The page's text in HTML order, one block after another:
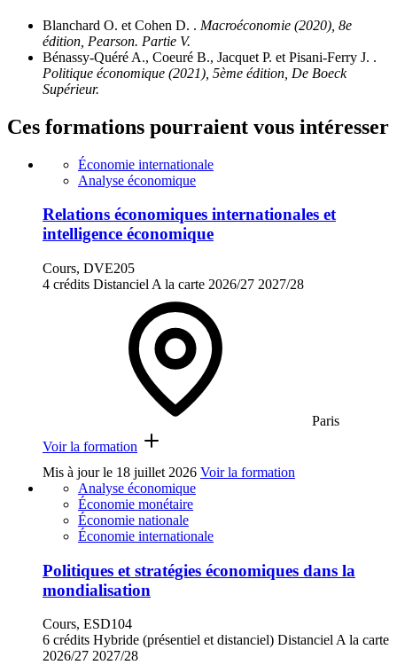
Blanchard O. et Cohen D. . Macroéconomie (2020), 8e
édition, Pearson. Partie V.
Bénassy-Quéré A., Coeuré B., Jacquet P. et Pisani-Ferry J. .
Politique économique (2021), 5ème édition, De Boeck
Supérieur.
Ces formations pourraient vous intéresser
Économie internationale
Analyse économique
Relations économiques internationales et
intelligence économique
Cours, DVE205
4 crédits Distanciel A la carte 2026/27 2027/28
Paris
Voir la formation
Mis à jour le 18 juillet 2026 Voir la formation
Analyse économique
Économie monétaire
Économie nationale
Économie internationale
Politiques et stratégies économiques dans la
mondialisation
Cours, ESD104
6 crédits Hybride (présentiel et distanciel) DistancielA la carte
2026/27 2027/28